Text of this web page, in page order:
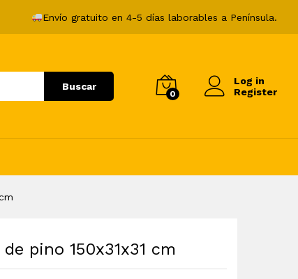
Envío gratuito en 4-5 días laborables a Península.
Buscar
0
Log in
Register
pino 150x31x31 cm